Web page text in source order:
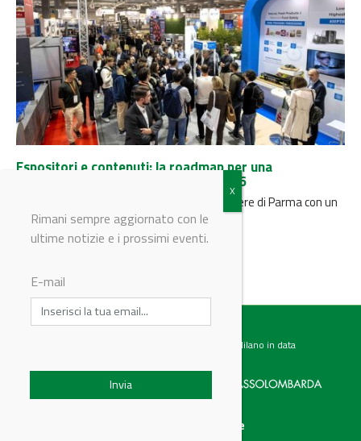
Espositori e contenuti: la roadmap per una
partecipazione mirata a Labotec 2026
Il 27 e 28 ottobre 2026 Labotec tornerà a Fiere di Parma con un
format che integra area espositiva e...
Testata giornalistica registrata presso il Tribunale di Milano in data
Categorie
Rimani sempre aggiornato con le
ultime notizie e i prossimi eventi.
E-mail